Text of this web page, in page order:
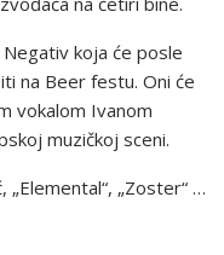
koja će posle
na Beer festu. Oni će
vokalom Ivanom
muzičkoj sceni.
„Еlеmеntal“, „Zоstеr“ …